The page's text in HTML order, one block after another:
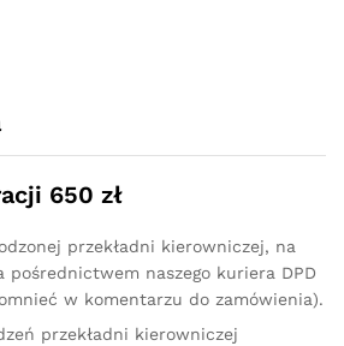
650 zł
przekładni kierowniczej, na
pośrednictwem naszego kuriera DPD
w komentarzu do zamówienia).
przekładni kierowniczej